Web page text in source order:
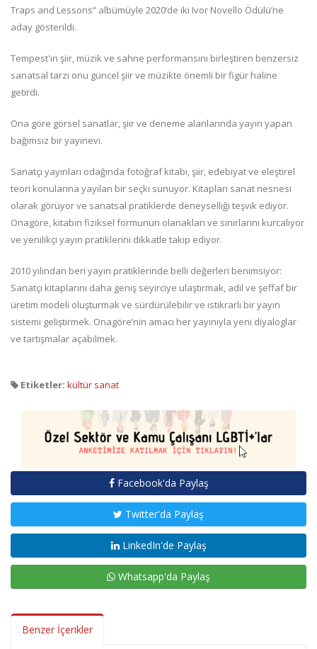
Traps and Lessons” albümüyle 2020’de iki Ivor Novello Ödülü’ne
aday gösterildi.
Tempest'ın şiir, müzik ve sahne performansını birleştiren benzersiz
sanatsal tarzı onu güncel şiir ve müzikte önemli bir figür haline
getirdi.
Ona göre görsel sanatlar, şiir ve deneme alanlarında yayın yapan
bağımsız bir yayınevi.
Sanatçı yayınları odağında fotoğraf kitabı, şiir, edebiyat ve eleştirel
teori konularına yayılan bir seçki sunuyor. Kitapları sanat nesnesi
olarak görüyor ve sanatsal pratiklerde deneyselliği teşvik ediyor.
Onagöre, kitabın fiziksel formunun olanakları ve sınırlarını kurcalıyor
ve yenilikçi yayın pratiklerini dikkatle takip ediyor.
2010 yılından beri yayın pratiklerinde belli değerleri benimsiyor:
Sanatçı kitaplarını daha geniş seyirciye ulaştırmak, adil ve şeffaf bir
üretim modeli oluşturmak ve sürdürülebilir ve istikrarlı bir yayın
sistemi geliştirmek. Onagöre’nin amacı her yayınıyla yeni diyaloglar
ve tartışmalar açabilmek.
Etiketler: kültür sanat
Facebook'da Paylaş
Twitter'da Paylaş
LinkedIn'de Paylaş
Whatsapp'da Paylaş
Benzer İçerikler